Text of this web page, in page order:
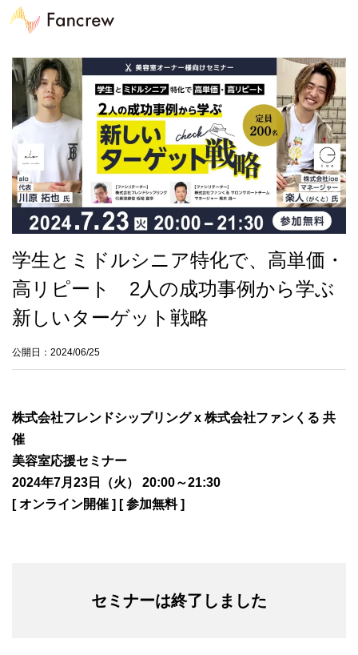
学生とミドルシニア特化で、高単価・
高リピート 2人の成功事例から学ぶ
新しいターゲット戦略
公開日：2024/06/25
株式会社フレンドシップリング x 株式会社ファンくる 共
催
美容室応援セミナー
2024年7月23日（火） 20:00～21:30
[ オンライン開催 ] [ 参加無料 ]
セミナーは終了しました